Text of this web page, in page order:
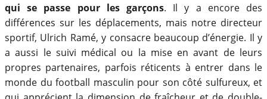
qui se passe pour les garçons. Il y a encore des
différences sur les déplacements, mais notre directeur
sportif, Ulrich Ramé, y consacre beaucoup d’énergie. Il y
a aussi le suivi médical ou la mise en avant de leurs
propres partenaires, parfois réticents à entrer dans le
monde du football masculin pour son côté sulfureux, et